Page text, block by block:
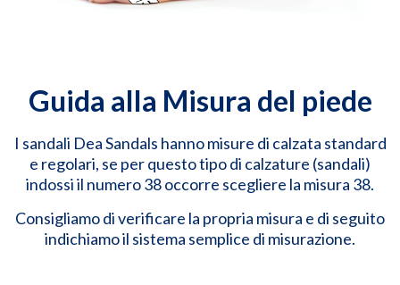
Guida alla Misura del piede
I sandali Dea Sandals hanno misure di calzata standard
e regolari, se per questo tipo di calzature (sandali)
indossi il numero 38 occorre scegliere la misura 38.
Consigliamo di verificare la propria misura e di seguito
indichiamo il sistema semplice di misurazione.